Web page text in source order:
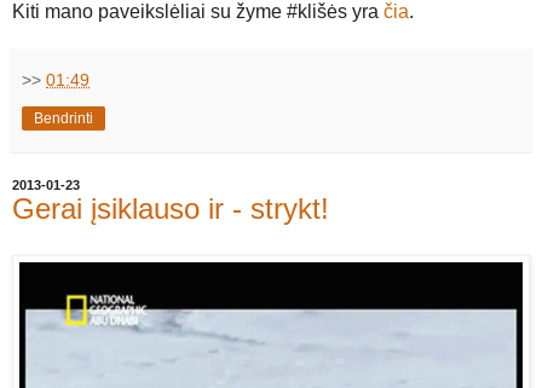
Kiti mano paveikslėliai su žyme #klišės yra čia.
>> 01:49
Bendrinti
2013-01-23
Gerai įsiklauso ir - strykt!